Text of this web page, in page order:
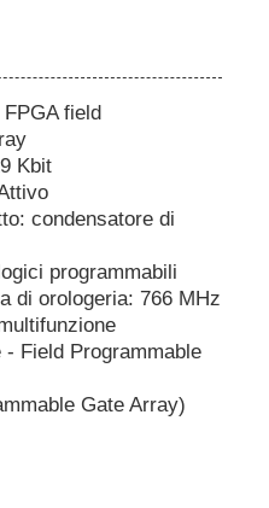
field
Kbit
condensatore di
programmabili
di orologeria: 766 MHz
- Field Programmable
Gate Array)